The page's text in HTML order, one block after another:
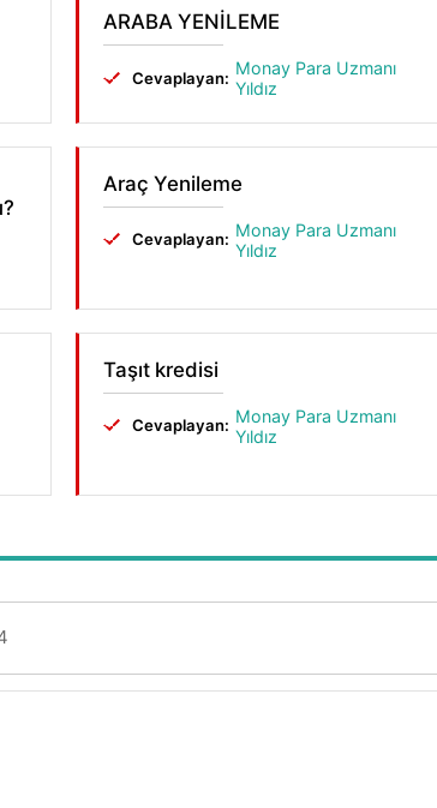
ARABA YENİLEME
Cevaplayan: Monay Para Uzmanı
Yıldız
Araç Yenileme
Cevaplayan: Monay Para Uzmanı
Yıldız
Taşıt kredisi
Cevaplayan: Monay Para Uzmanı
Yıldız